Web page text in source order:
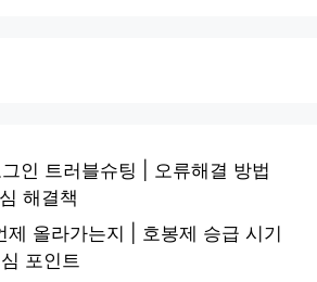
인 트러블슈팅 | 오류해결 방법
해결책
제 올라가는지 | 호봉제 승급 시기
포인트